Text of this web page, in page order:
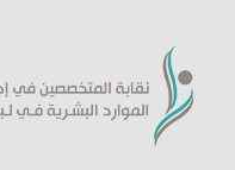
ورشة حول لغة الجسد